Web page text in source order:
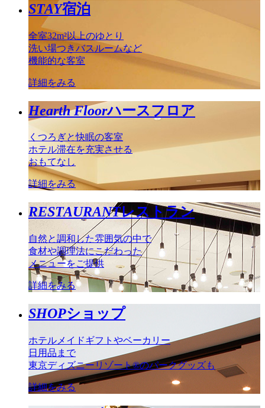
STAY宿泊
全室32m²以上のゆとり
洗い場つきバスルームなど
機能的な客室
詳細をみる
Hearth Floorハースフロア
くつろぎと快眠の客室
ホテル滞在を充実させる
おもてなし
詳細をみる
RESTAURANTレストラン
自然と調和した雰囲気の中で
食材や調理法にこだわった
メニューをご提供
詳細をみる
SHOPショップ
ホテルメイドギフトやベーカリー
日用品まで
東京ディズニーリゾート®のパークグッズも
詳細をみる